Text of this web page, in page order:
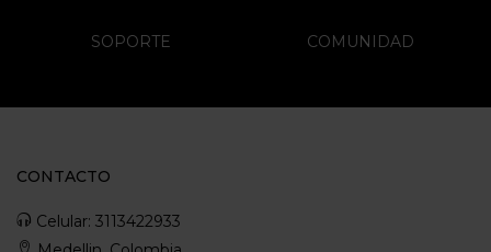
SOPORTE COMUNIDAD
CONTACTO
Celular: 3113422933